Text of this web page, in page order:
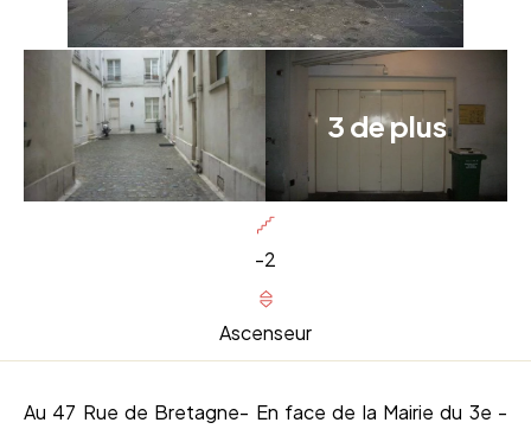
3 de plus
-2
Ascenseur
Au 47 Rue de Bretagne- En face de la Mairie du 3e -